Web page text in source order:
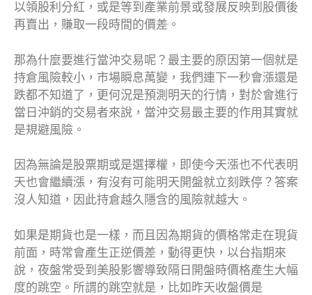
以領股利分紅，或是等到產業前景或發展反映到股價後
再賣出，賺取一段時間的價差。
那為什麼要進行當沖交易呢？最主要的原因第一個就是
持倉風險較小，市場瞬息萬變，我們連下一秒會漲還是
跌都不知道了，更何況是預測明天的行情，對於會進行
當日沖銷的交易者來說，當沖交易最主要的作用其實就
是規避風險。
因為無論是股票期或是選擇權，即使今天漲也不代表明
天也會繼續漲，有沒有可能明天開盤就立刻跌停？答案
沒人知道，因此持倉越久隱含的風險就越大。
如果是期貨也是一樣，而且因為期貨的價格常走在現貨
前面，時常會產生正逆價差，動得更快，以台指期來
說，夜盤常受到美股影響導致隔日開盤時價格產生大幅
度的跳空。所謂的跳空就是，比如昨天收盤價是